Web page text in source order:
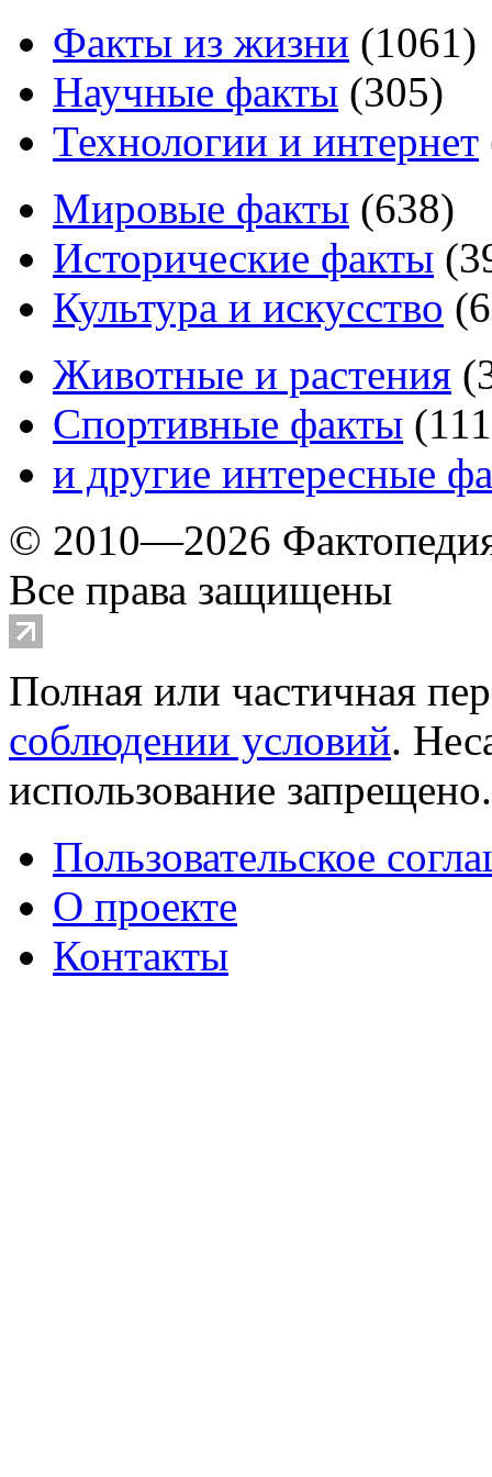
Факты из жизни (1061)
Научные факты (305)
Технологии и интернет
Мировые факты (638)
Исторические факты (
Культура и искусство (
Животные и растения (
Спортивные факты (111
и другие интересные
© 2010—2026
Все права защищены
Полная или частичная
соблюдении условий.
использование
Пользовательское
О проекте
Контакты